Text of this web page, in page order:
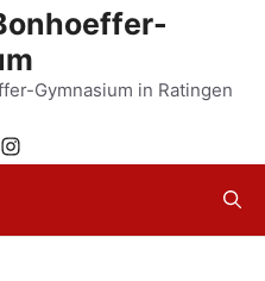
Gymnasium in Ratingen
Instagram